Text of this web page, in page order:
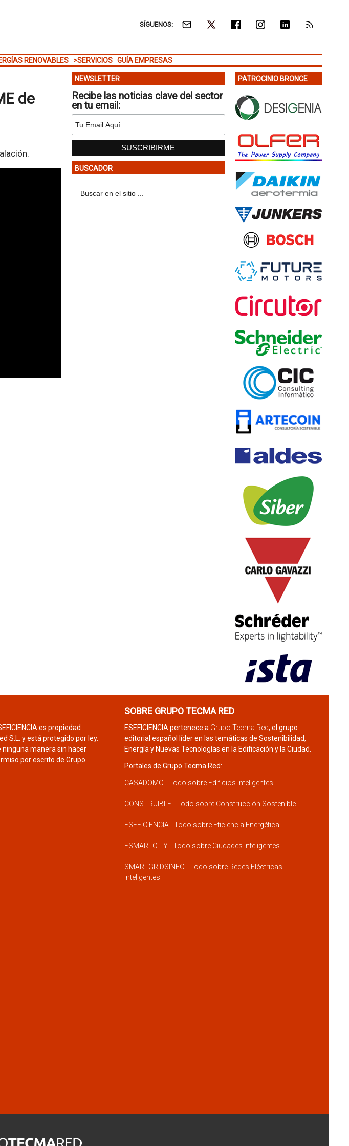
SÍGUENOS:
RENOVABLES >SERVICIOS GUÍA EMPRESAS
de
NEWSLETTER
Recibe las noticias clave del sector
en tu email:
BUSCADOR
PATROCINIO BRONCE
es propiedad
S.L. y está protegido por ley.
manera sin hacer
por escrito de Grupo
SOBRE GRUPO TECMA RED
ESEFICIENCIA pertenece a Grupo Tecma Red, el grupo
editorial español líder en las temáticas de Sostenibilidad,
Energía y Nuevas Tecnologías en la Edificación y la Ciudad.
Portales de Grupo Tecma Red:
CASADOMO - Todo sobre Edificios Inteligentes
CONSTRUIBLE - Todo sobre Construcción Sostenible
ESEFICIENCIA - Todo sobre Eficiencia Energética
ESMARTCITY - Todo sobre Ciudades Inteligentes
SMARTGRIDSINFO - Todo sobre Redes Eléctricas
Inteligentes